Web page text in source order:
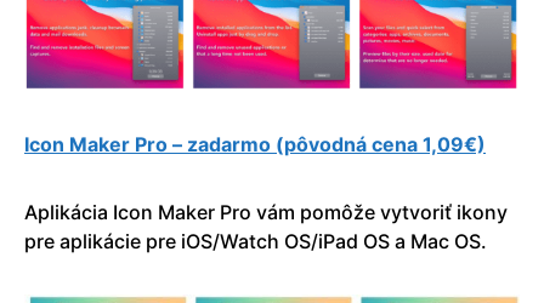
Icon Maker Pro – zadarmo (pôvodná cena 1,09€)
Aplikácia Icon Maker Pro vám pomôže vytvoriť ikony
pre aplikácie pre iOS/Watch OS/iPad OS a Mac OS.